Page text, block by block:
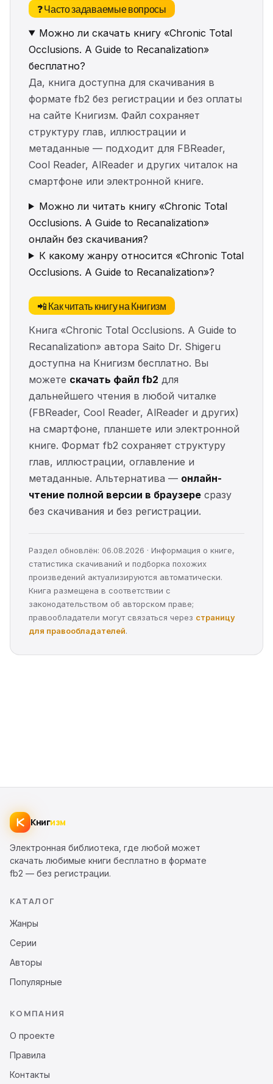
❓ Часто задаваемые вопросы
Можно ли скачать книгу «Chronic Total
Occlusions. A Guide to Recanalization»
бесплатно?
Да, книга доступна для скачивания в
формате fb2 без регистрации и без оплаты
на сайте Книгизм. Файл сохраняет
структуру глав, иллюстрации и
метаданные — подходит для FBReader,
Cool Reader, AlReader и других читалок на
смартфоне или электронной книге.
Можно ли читать книгу «Chronic Total
Occlusions. A Guide to Recanalization»
онлайн без скачивания?
К какому жанру относится «Chronic Total
Occlusions. A Guide to Recanalization»?
📲 Как читать книгу на Книгизм
Книга «Chronic Total Occlusions. A Guide to
Recanalization» автора Saito Dr. Shigeru
доступна на Книгизм бесплатно. Вы
можете скачать файл fb2 для
дальнейшего чтения в любой читалке
(FBReader, Cool Reader, AlReader и других)
на смартфоне, планшете или электронной
книге. Формат fb2 сохраняет структуру
глав, иллюстрации, оглавление и
метаданные. Альтернатива — онлайн-
чтение полной версии в браузере сразу
без скачивания и без регистрации.
Раздел обновлён: 06.08.2026 · Информация о книге,
статистика скачиваний и подборка похожих
произведений актуализируются автоматически.
Книга размещена в соответствии с
законодательством об авторском праве;
правообладатели могут связаться через страницу
для правообладателей.
Книгизм
Электронная библиотека, где любой может
скачать любимые книги бесплатно в формате
fb2 — без регистрации.
КАТАЛОГ
Жанры
Серии
Авторы
Популярные
КОМПАНИЯ
О проекте
Правила
Контакты